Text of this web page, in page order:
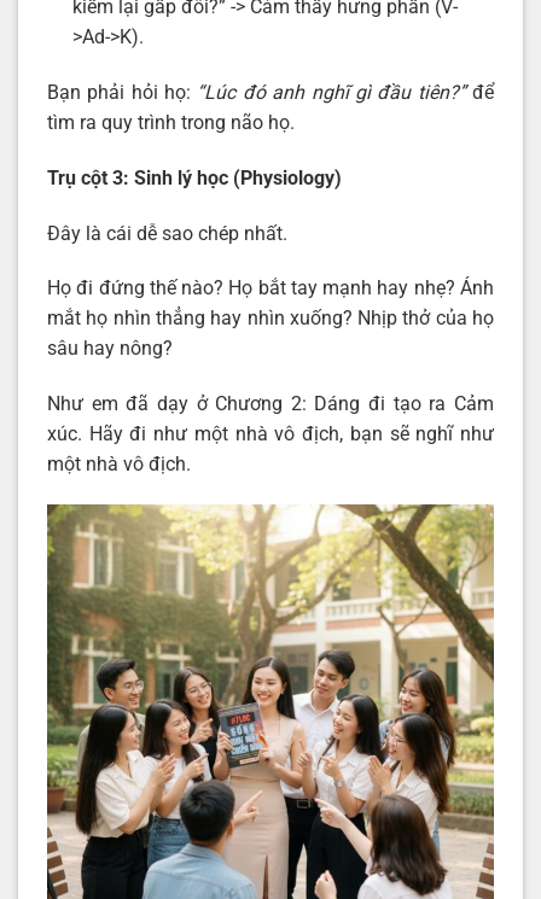
kiếm lại gấp đôi?” -> Cảm thấy hưng phấn (V-
>Ad->K).
Bạn phải hỏi họ: “Lúc đó anh nghĩ gì đầu tiên?”để
tìm ra quy trình trong não họ.
Trụ cột 3: Sinh lý học (Physiology)
Đây là cái dễ sao chép nhất.
Họ đi đứng thế nào? Họ bắt tay mạnh hay nhẹ? Ánh
mắt họ nhìn thẳng hay nhìn xuống? Nhịp thở của họ
sâu hay nông?
Như em đã dạy ở Chương 2: Dáng đi tạo ra Cảm
xúc. Hãy đi như một nhà vô địch, bạn sẽ nghĩ như
một nhà vô địch.